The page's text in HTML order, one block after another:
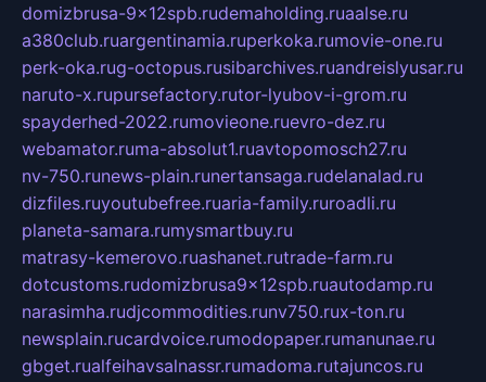
domizbrusa-9x12spb.rudemaholding.ruaalse.ru
a380club.ruargentinamia.ruperkoka.rumovie-one.ru
perk-oka.rug-octopus.rusibarchives.ruandreislyusar.ru
naruto-x.rupursefactory.rutor-lyubov-i-grom.ru
spayderhed-2022.rumovieone.ruevro-dez.ru
webamator.ruma-absolut1.ruavtopomosch27.ru
nv-750.runews-plain.runertansaga.rudelanalad.ru
dizfiles.ruyoutubefree.ruaria-family.ruroadli.ru
planeta-samara.rumysmartbuy.ru
matrasy-kemerovo.ruashanet.rutrade-farm.ru
dotcustoms.rudomizbrusa9x12spb.ruautodamp.ru
narasimha.rudjcommodities.runv750.rux-ton.ru
newsplain.rucardvoice.rumodopaper.rumanunae.ru
gbget.rualfeihavsalnassr.rumadoma.rutajuncos.ru